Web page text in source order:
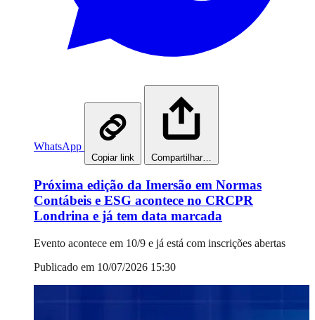
WhatsApp
Copiar link Compartilhar…
Próxima edição da Imersão em Normas
Contábeis e ESG acontece no CRCPR
Londrina e já tem data marcada
Evento acontece em 10/9 e já está com inscrições abertas
Publicado em 10/07/2026 15:30